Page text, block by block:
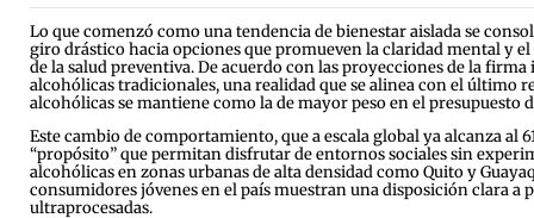
Lo que comenzó como una tendencia de bienestar aislada se
giro drástico hacia opciones que promueven la claridad mental y
de la salud preventiva. De acuerdo con las proyecciones de la
alcohólicas tradicionales, una realidad que se alinea con el último
alcohólicas se mantiene como la de mayor peso en el presupuesto
Este cambio de comportamiento, que a escala global ya alcanza al
“propósito” que permitan disfrutar de entornos sociales sin
alcohólicas en zonas urbanas de alta densidad como Quito y
consumidores jóvenes en el país muestran una disposición clara
ultraprocesadas.